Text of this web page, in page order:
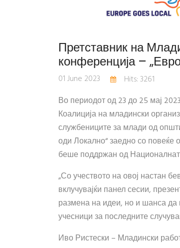
Претставник на
конференција –
01 June 2023
Hits: 3261
Во периодот од 23 до 25 мај
Коалиција на младински
службениците за млади од
оди Локално“ заедно со повеќе
беше поддржан од
„Со учеството на овој настан
вклучувајќи панел сесии,
размена на идеи, но и шанса да
учесници за последните
Иво Ристески – Младински